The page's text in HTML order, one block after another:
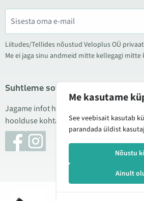
Liitudes/Tellides nõustud Veloplus OÜ
Me ei jaga sinu andmeid mitte kellegagi mitte
Suhtleme sotsiaalmeedias
Jagame infot hea hinna kampaaniate,
hoolduse kohta. Mõnikord teeme ka
© 2026 Veloplus OÜ. Kõik õigused kaitstud
Me kasutame
See veebisait kasutab
parandada üldist
Nõustu
Ainult